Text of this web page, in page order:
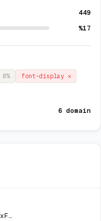
449
%17
0% font-display ✕
6 domain
Hareket &#xD6;zg&#xFC;rl&#xFC;kt&#xFC;r